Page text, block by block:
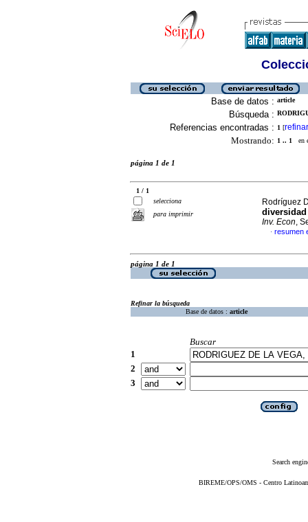
Base de datos : article
Búsqueda :
Referencias encontradas : 1 [refinar
Mostrando: 1 .. 1 en
página 1 de 1
1 / 1
selecciona
para imprimir
Rodríguez
Inv. Econ,
· resumen
página 1 de 1
Refinar la búsqueda
Base de datos : article
Buscar
1
2
3
Search
BIREME/OPS/OMS - Centro